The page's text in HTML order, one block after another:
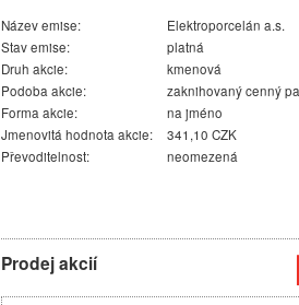
Název emise:
Elektroporcelán a.s.
Stav emise:
platná
Druh akcie:
kmenová
Podoba akcie:
zaknihovaný cenný
Forma akcie:
na jméno
Jmenovitá hodnota akcie:
341,10 CZK
Převoditelnost:
neomezená
Prodej akcií